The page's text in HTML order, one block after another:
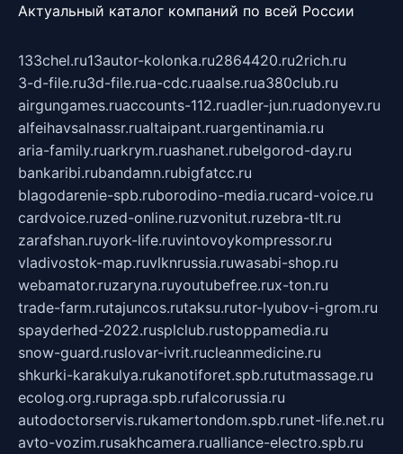
Актуальный каталог компаний по всей России
133chel.ru13autor-kolonka.ru2864420.ru2rich.ru
3-d-file.ru3d-file.rua-cdc.ruaalse.rua380club.ru
airgungames.ruaccounts-112.ruadler-jun.ruadonyev.ru
alfeihavsalnassr.rualtaipant.ruargentinamia.ru
aria-family.ruarkrym.ruashanet.rubelgorod-day.ru
bankaribi.rubandamn.rubigfatcc.ru
blagodarenie-spb.ruborodino-media.rucard-voice.ru
cardvoice.ruzed-online.ruzvonitut.ruzebra-tlt.ru
zarafshan.ruyork-life.ruvintovoykompressor.ru
vladivostok-map.ruvlknrussia.ruwasabi-shop.ru
webamator.ruzaryna.ruyoutubefree.rux-ton.ru
trade-farm.rutajuncos.rutaksu.rutor-lyubov-i-grom.ru
spayderhed-2022.rusplclub.rustoppamedia.ru
snow-guard.ruslovar-ivrit.rucleanmedicine.ru
shkurki-karakulya.rukanotiforet.spb.rututmassage.ru
ecolog.org.rupraga.spb.rufalcorussia.ru
autodoctorservis.rukamertondom.spb.runet-life.net.ru
avto-vozim.rusakhcamera.rualliance-electro.spb.ru